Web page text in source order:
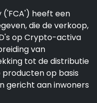
('FCA') heeft een
die de verkoop,
op Crypto-activa
van
tot de distributie
producten op basis
gericht aan inwoners